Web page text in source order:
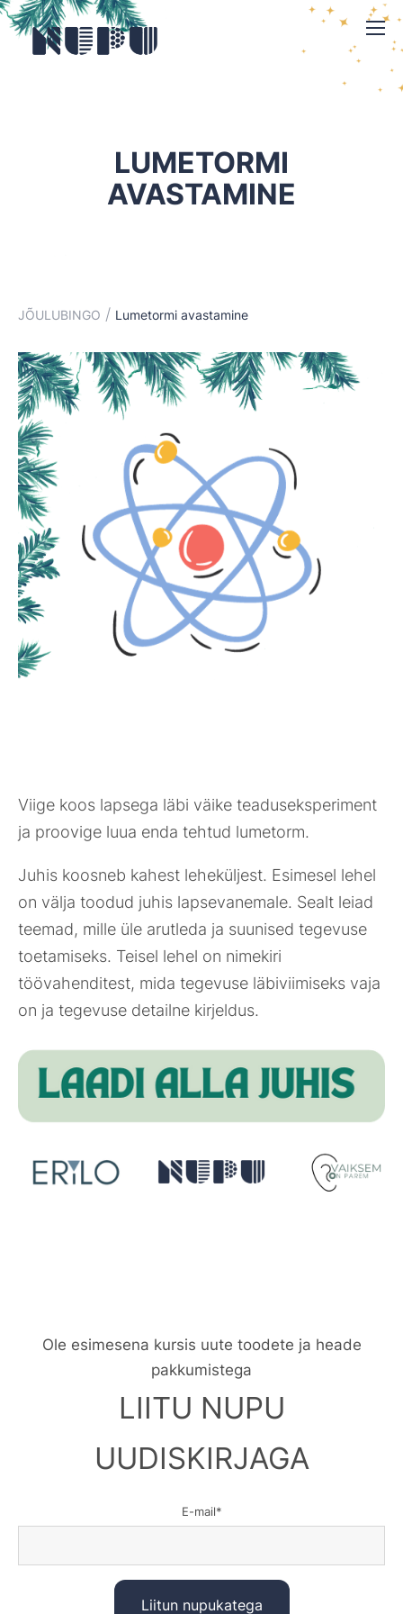
LUMETORMI
AVASTAMINE
JÕULUBINGO / Lumetormi avastamine
Viige koos lapsega läbi väike teaduseksperiment
ja proovige luua enda tehtud lumetorm.
Juhis koosneb kahest leheküljest. Esimesel lehel
on välja toodud juhis lapsevanemale. Sealt leiad
teemad, mille üle arutleda ja suunised tegevuse
toetamiseks. Teisel lehel on nimekiri
töövahenditest, mida tegevuse läbiviimiseks vaja
on ja tegevuse detailne kirjeldus.
Ole esimesena kursis uute toodete ja heade
pakkumistega
LIITU NUPU
UUDISKIRJAGA
E-mail